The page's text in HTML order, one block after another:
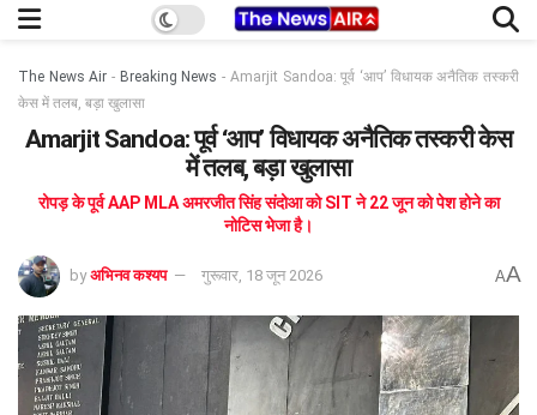
The News Air - Breaking News - Amarjit Sandoa: पूर्व ‘आप’ विधायक अनैतिक तस्करी
केस में तलब, बड़ा खुलासा
Amarjit Sandoa: पूर्व ‘आप’ विधायक अनैतिक तस्करी केस
में तलब, बड़ा खुलासा
रोपड़ के पूर्व AAP MLA अमरजीत सिंह संदोआ को SIT ने 22 जून को पेश होने का
नोटिस भेजा है।
by अभिनव कश्यप गुरूवार, 18 जून 2026 AA